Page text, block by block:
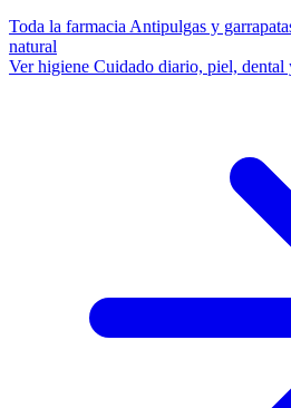
Toda la farmacia Antipulgas y
natural
Ver higiene Cuidado diario, piel, dental